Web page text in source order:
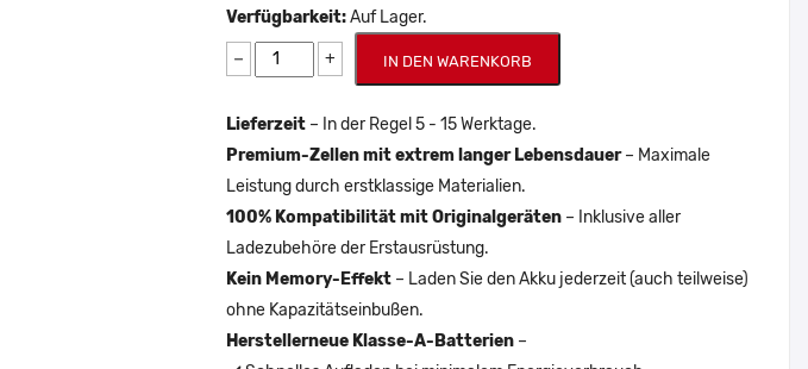
Verfügbarkeit:Auf Lager.
− + IN DEN WARENKORB
Lieferzeit – In der Regel 5 - 15 Werktage.
Premium-Zellen mit extrem langer Lebensdauer– Maximale
Leistung durch erstklassige Materialien.
100% Kompatibilität mit Originalgeräten – Inklusive aller
Ladezubehöre der Erstausrüstung.
Kein Memory-Effekt – Laden Sie den Akku jederzeit (auch teilweise)
ohne Kapazitätseinbußen.
Herstellerneue Klasse-A-Batterien –